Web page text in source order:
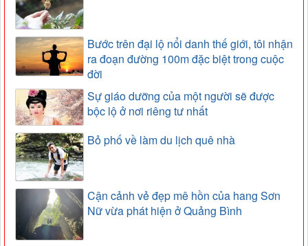
Bước trên đại lộ nổi danh thế giới, tôi nhận
ra đoạn đường 100m đặc biệt trong cuộc
đời
Sự giáo dưỡng của một người sẽ được
bộc lộ ở nơi riêng tư nhất
Bỏ phố về làm du lịch quê nhà
Cận cảnh vẻ đẹp mê hồn của hang Sơn
Nữ vừa phát hiện ở Quảng Bình